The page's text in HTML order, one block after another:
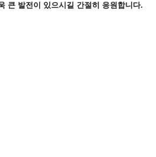
큰 발전이 있으시길 간절히 응원합니다.